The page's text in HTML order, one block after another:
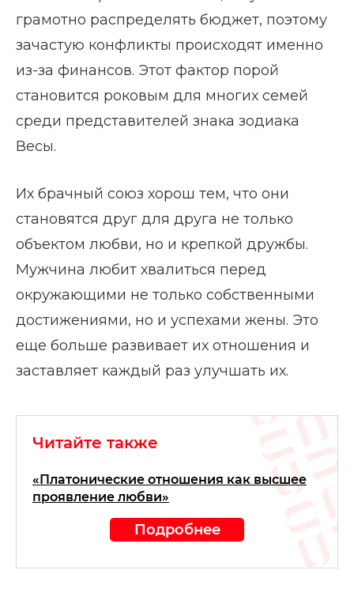
грамотно распределять бюджет, поэтому
зачастую конфликты происходят именно
из-за финансов. Этот фактор порой
становится роковым для многих семей
среди представителей знака зодиака
Весы.
Их брачный союз хорош тем, что они
становятся друг для друга не только
объектом любви, но и крепкой дружбы.
Мужчина любит хвалиться перед
окружающими не только собственными
достижениями, но и успехами жены. Это
еще больше развивает их отношения и
заставляет каждый раз улучшать их.
Читайте также
«Платонические отношения как высшее
проявление любви»
Подробнее